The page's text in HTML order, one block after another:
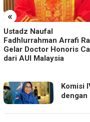
«
Ustadz Naufal
Fadhlurrahman Arrafi
Gelar Doctor Honoris
dari AUI Malaysia
RILISMEDIA
Komisi
dengan